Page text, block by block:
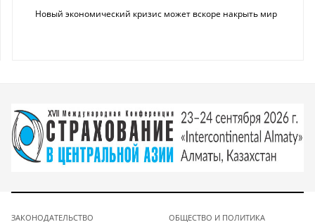
Новый экономический кризис может вскоре накрыть мир
ЗАКОНОДАТЕЛЬСТВО
ОБЩЕСТВО И ПОЛИТИКА